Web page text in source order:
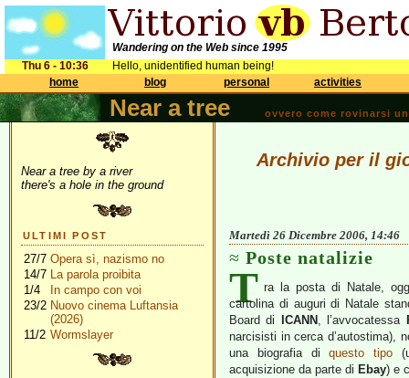
Wandering on the Web since 1995
Thu 6 - 10:36
Hello, unidentified human being!
home
blog personal activities
Near a tree ovvero come rovinarsi
Near a tree by a river
there's a hole in the ground
ULTIMI POST
27/7 Opera sì, nazismo no
14/7 La parola proibita
1/4
In campo con voi
23/2 Nuovo cinema Luftansia
(2026)
11/2 Wormslayer
Archivio per il
Martedì 26 Dicembre 2006, 14:46
Poste natalizie
T ra la posta di Natale,
cartolina di auguri di Natale
Board di
ICANN , l’avvocatessa
narcisisti in cerca d’autostima),
una biografia diquesto tipo
acquisizione da parte di Ebay) e